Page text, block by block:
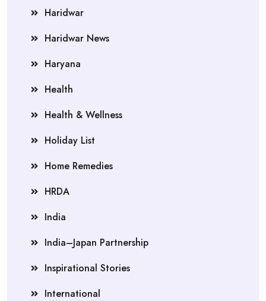
Haridwar
Haridwar News
Haryana
Health
Health & Wellness
Holiday List
Home Remedies
HRDA
India
India–Japan Partnership
Inspirational Stories
International